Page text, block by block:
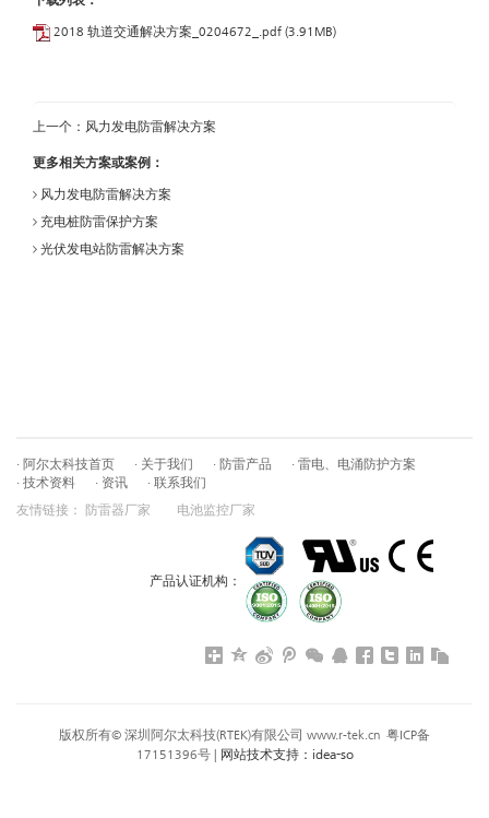
2018 轨道交通解决方案_0204672_.pdf (3.91MB)
上一个： 风力发电防雷解决方案
更多相关方案或案例：
风力发电防雷解决方案
充电桩防雷保护方案
光伏发电站防雷解决方案
· 阿尔太科技首页 · 关于我们 · 防雷产品
· 雷电、电涌防护方案
· 技术资料
· 资讯
· 联系我们
友情链接：
防雷器厂家 电池监控厂家
产品认证机构：
版权所有© 深圳阿尔太科技(RTEK)有限公司 www.r-tek.cn 粤ICP备
17151396号| 网站技术支持： idea-so